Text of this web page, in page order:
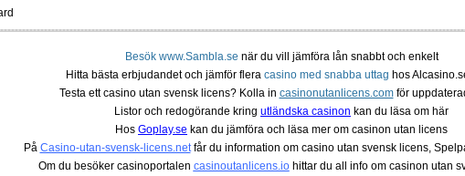
Besök www.Sambla.se när du vill jämföra lån snabbt och enkelt
Hitta bästa erbjudandet och jämför flera casino med snabba uttag hos
Testa ett casino utan svensk licens? Kolla in casinonutanlicens.comför
Listor och redogörande kring utländska casinon kan du läsa om här
Hos Goplay.se kan du jämföra och läsa mer om casinon utan licens
På Casino-utan-svensk-licens.netfår du information om casino utan svensk licens,
Om du besöker casinoportalen casinoutanlicens.iohittar du all info om casinon utan